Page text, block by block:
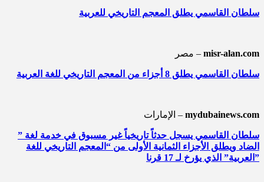
سلطان القاسمي يطلق المعجم التاريخي للعربية
مصر – misr-alan.com
سلطان القاسمي يطلق 8 أجزاء من المعجم التاريخي للغة العربية
الإمارات – mydubainews.com
” سلطان القاسمي يسجل حدثاً تاريخياً غير مسبوق في خدمة لغة
الضاد ويطلق الأجزاء الثمانية الأولى من “المعجم التاريخي للغة
العربية” الذي يؤرخ لـ 17 قرنا”